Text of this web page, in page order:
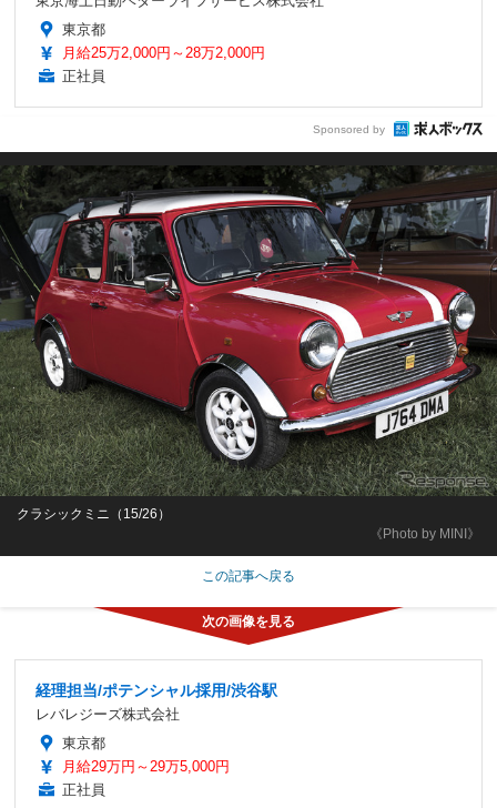
東京都
月給25万2,000円～28万2,000円
正社員
Sponsored by
《Photo by MINI》
クラシックミニ（15/26）
この記事へ戻る
経理担当/ポテンシャル採用/渋谷駅
レバレジーズ株式会社
東京都
月給29万円～29万5,000円
正社員